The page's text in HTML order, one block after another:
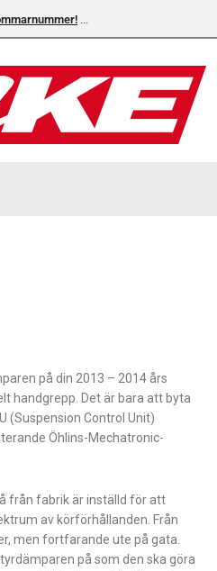
på din 2013 – 2014 års
handgrepp. Det är bara att byta
(Suspension Control Unit)
Öhlins-Mechatronic-
från fabrik är inställd för att
av körförhållanden. Från
men fortfarande ute på gata.
på som den ska göra